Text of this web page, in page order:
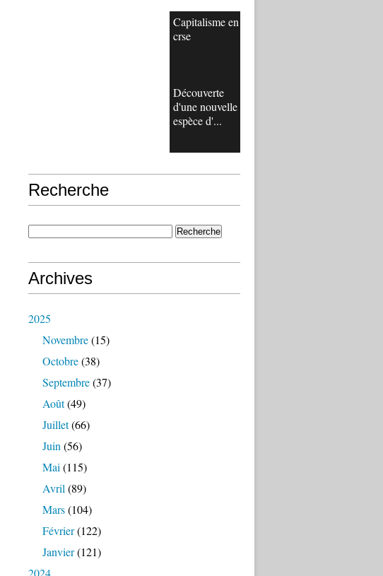
Capitalisme en
crse
Découverte
d'une nouvelle
espèce d'...
Recherche
Archives
2025
Novembre(15)
Octobre(38)
Septembre(37)
Août(49)
Juillet(66)
Juin (56)
Mai (115)
Avril (89)
Mars(104)
Février(122)
Janvier(121)
2024